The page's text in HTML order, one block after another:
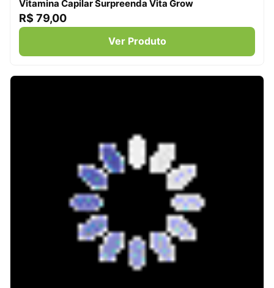
Vitamina Capilar Surpreenda Vita Grow
R$ 79,00
Ver Produto